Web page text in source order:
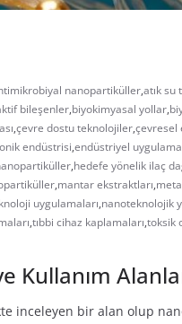
nanopartiküller,atık su
bileşenler,biyokimyasal yollar,
,çevre dostu teknolojiler,çevresel
endüstrisi,endüstriyel
,hedefe yönelik ilaç
,mantar ekstraktları,
uygulamaları,nanoteknolojik
,tıbbi cihaz kaplamaları,toksik
Kullanım
inceleyen bir alan olup